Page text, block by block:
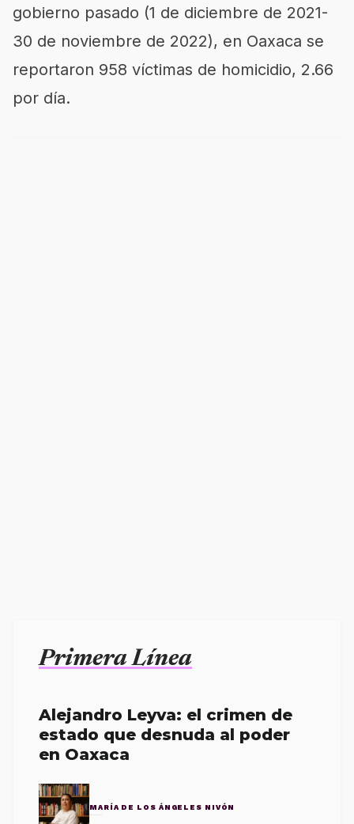
gobierno pasado (1 de diciembre de 2021-
30 de noviembre de 2022), en Oaxaca se
reportaron 958 víctimas de homicidio, 2.66
por día.
Primera Línea
Alejandro Leyva: el crimen de
estado que desnuda al poder
en Oaxaca
MARÍA DE LOS ÁNGELES NIVÓN